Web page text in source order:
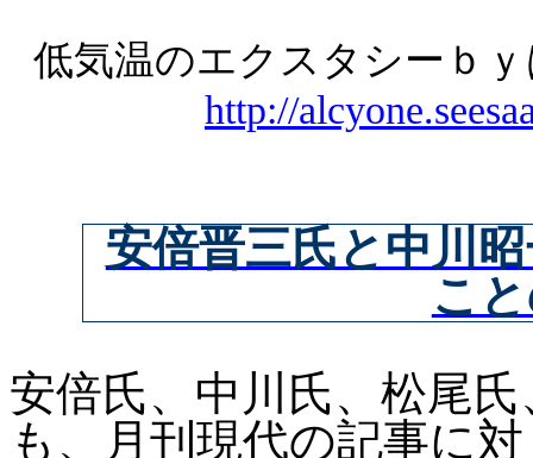
低気温のエクスタシーｂ
http://
安倍晋三氏と中川
こ
安倍氏、中川氏、松尾
も、月刊現代の記事に